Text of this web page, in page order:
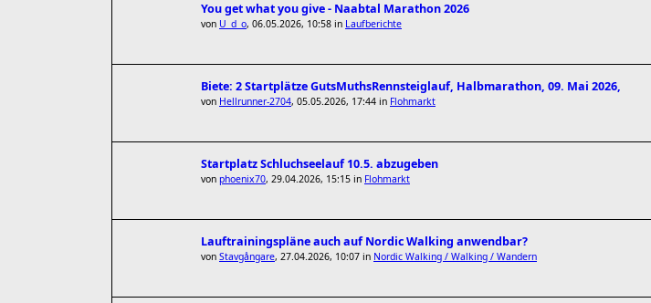
You get what you give - Naabtal Marathon 2026
von U_d_o, 06.05.2026, 10:58 in Laufberichte
Biete: 2 Startplätze GutsMuthsRennsteiglauf, Halbmarathon, 09. Mai 2026,
von Hellrunner-2704, 05.05.2026, 17:44 in Flohmarkt
Startplatz Schluchseelauf 10.5. abzugeben
von phoenix70, 29.04.2026, 15:15 in Flohmarkt
Lauftrainingspläne auch auf Nordic Walking anwendbar?
von Stavgångare, 27.04.2026, 10:07 in Nordic Walking / Walking / Wandern